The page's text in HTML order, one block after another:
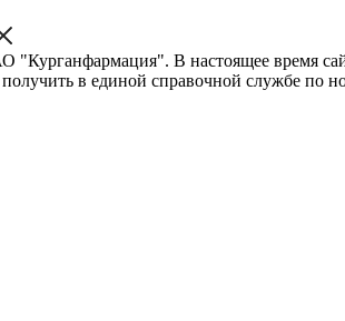
В настоящее время
в единой справочной службе по